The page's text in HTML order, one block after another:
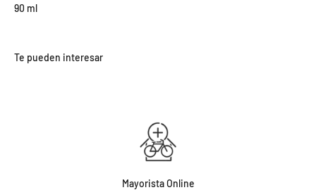
90 ml
Mayorista Online